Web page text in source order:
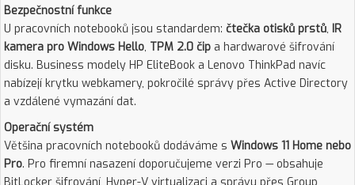
Bezpečnostní funkce
U pracovních notebooků jsou standardem: čtečka otisků prstů, IR
kamera pro Windows Hello, TPM 2.0 čip a hardwarové šifrování
disku. Business modely HP EliteBook a Lenovo ThinkPad navíc
nabízejí krytku webkamery, pokročilé správy přes Active Directory
a vzdálené vymazání dat.
Operační systém
Většina pracovních notebooků dodáváme s Windows 11 Home nebo
Pro. Pro firemní nasazení doporučujeme verzi Pro — obsahuje